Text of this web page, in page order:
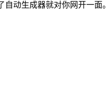
动生成器就对你网开一面。